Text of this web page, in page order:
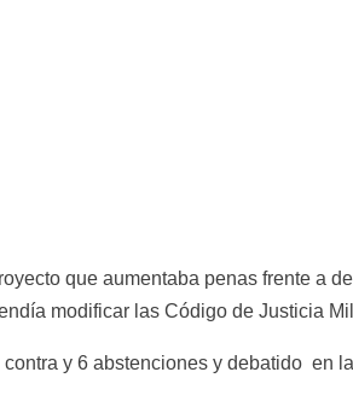
que aumentaba penas frente a
modificar las Código de Justicia
y 6 abstenciones y debatido  en